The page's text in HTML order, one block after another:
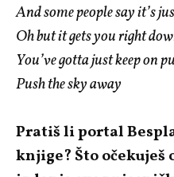
And some people say it’s
Oh but it gets you right
You’ve gotta just keep on
Push the sky away
Pratiš li portal
knjige? Što